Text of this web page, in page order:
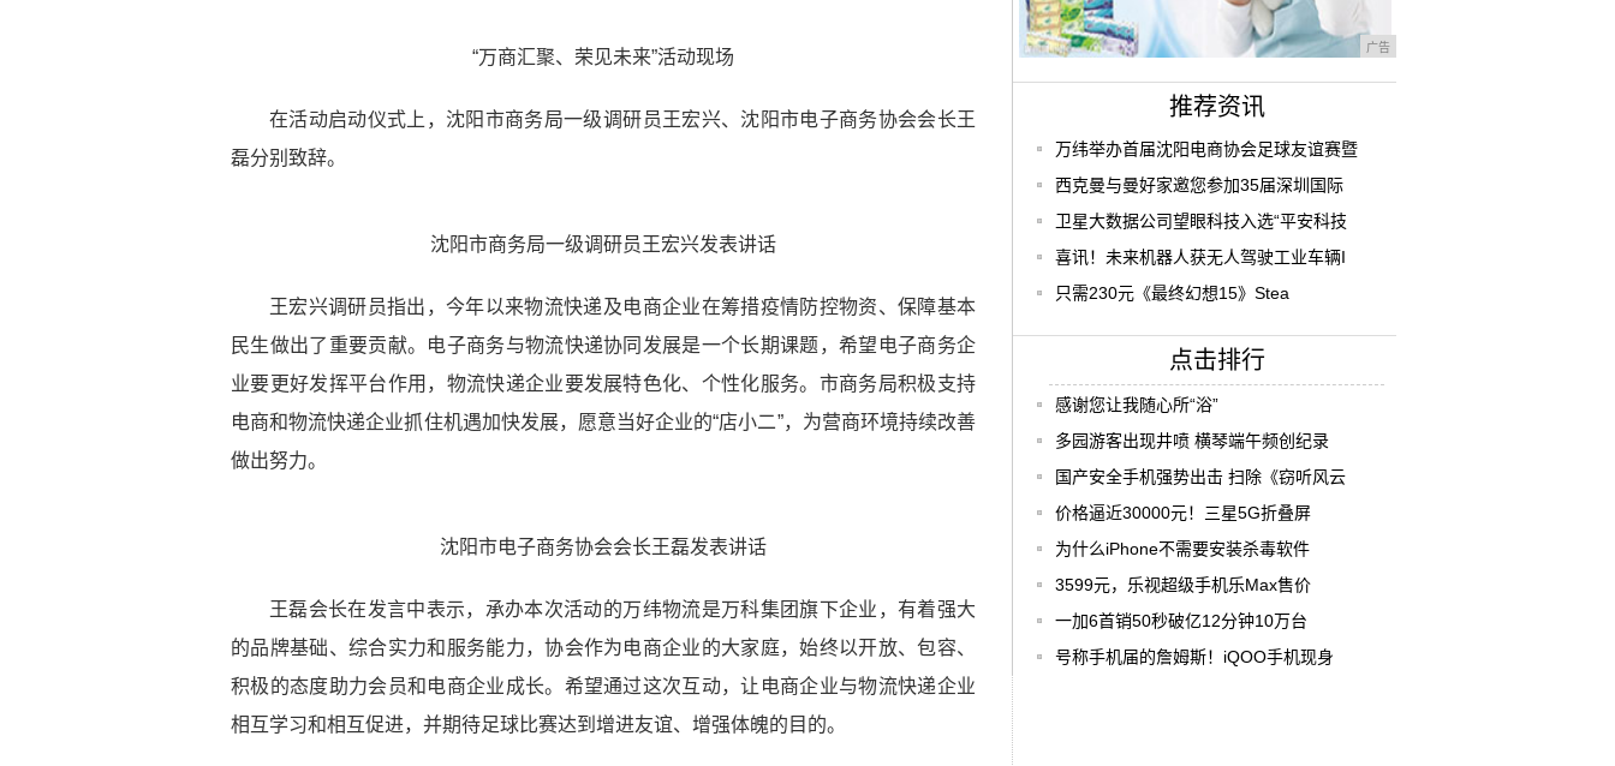
“万商汇聚、荣见未来”活动现场
在活动启动仪式上，沈阳市商务局一级调研员王宏兴、沈阳市电子商务协会会长王
磊分别致辞。
沈阳市商务局一级调研员王宏兴发表讲话
王宏兴调研员指出，今年以来物流快递及电商企业在筹措疫情防控物资、保障基本
民生做出了重要贡献。电子商务与物流快递协同发展是一个长期课题，希望电子商务企
业要更好发挥平台作用，物流快递企业要发展特色化、个性化服务。市商务局积极支持
电商和物流快递企业抓住机遇加快发展，愿意当好企业的“店小二”，为营商环境持续改善
做出努力。
沈阳市电子商务协会会长王磊发表讲话
王磊会长在发言中表示，承办本次活动的万纬物流是万科集团旗下企业，有着强大
的品牌基础、综合实力和服务能力，协会作为电商企业的大家庭，始终以开放、包容、
积极的态度助力会员和电商企业成长。希望通过这次互动，让电商企业与物流快递企业
相互学习和相互促进，并期待足球比赛达到增进友谊、增强体魄的目的。
广告
推荐资讯
万纬举办首届沈阳电商协会足球友谊赛暨
西克曼与曼好家邀您参加35届深圳国际
卫星大数据公司望眼科技入选“平安科技
喜讯！未来机器人获无人驾驶工业车辆I
只需230元《最终幻想15》Stea
点击排行
感谢您让我随心所“浴”
多园游客出现井喷 横琴端午频创纪录
国产安全手机强势出击 扫除《窃听风云
价格逼近30000元！三星5G折叠屏
为什么iPhone不需要安装杀毒软件
3599元，乐视超级手机乐Max售价
一加6首销50秒破亿12分钟10万台
号称手机届的詹姆斯！iQOO手机现身